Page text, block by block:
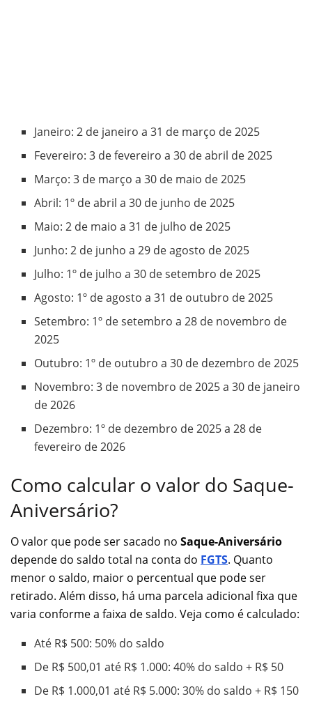
Janeiro: 2 de janeiro a 31 de março de 2025
Fevereiro: 3 de fevereiro a 30 de abril de 2025
Março: 3 de março a 30 de maio de 2025
Abril: 1º de abril a 30 de junho de 2025
Maio: 2 de maio a 31 de julho de 2025
Junho: 2 de junho a 29 de agosto de 2025
Julho: 1º de julho a 30 de setembro de 2025
Agosto: 1º de agosto a 31 de outubro de 2025
Setembro: 1º de setembro a 28 de novembro de
2025
Outubro: 1º de outubro a 30 de dezembro de 2025
Novembro: 3 de novembro de 2025 a 30 de janeiro
de 2026
Dezembro: 1º de dezembro de 2025 a 28 de
fevereiro de 2026
Como calcular o valor do Saque-
Aniversário?
O valor que pode ser sacado no Saque-Aniversário
depende do saldo total na conta do FGTS. Quanto
menor o saldo, maior o percentual que pode ser
retirado. Além disso, há uma parcela adicional fixa que
varia conforme a faixa de saldo. Veja como é calculado:
Até R$ 500: 50% do saldo
De R$ 500,01 até R$ 1.000: 40% do saldo + R$ 50
De R$ 1.000,01 até R$ 5.000: 30% do saldo + R$ 150